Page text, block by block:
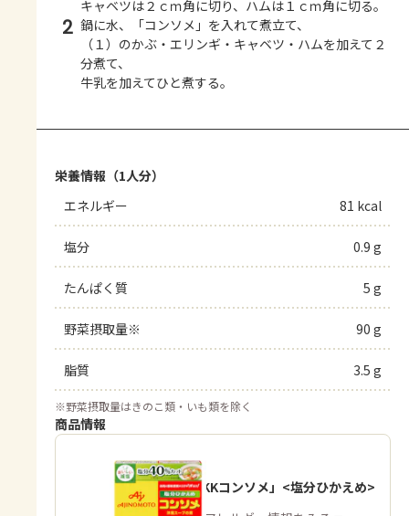
キャベツは２ｃｍ角に切り、ハムは１ｃｍ角に切る。
2 鍋に水、「コンソメ」を入れて煮立て、
（１）のかぶ・エリンギ・キャベツ・ハムを加えて２
分煮て、
牛乳を加えてひと煮する。
栄養情報（1人分）
エネルギー
81 kcal
塩分 0.9 g
たんぱく質 5 g
野菜摂取量※ 90 g
脂質 3.5 g
※野菜摂取量はきのこ類・いも類を除く
商品情報
「味の素KKコンソメ」<塩分ひかえめ>